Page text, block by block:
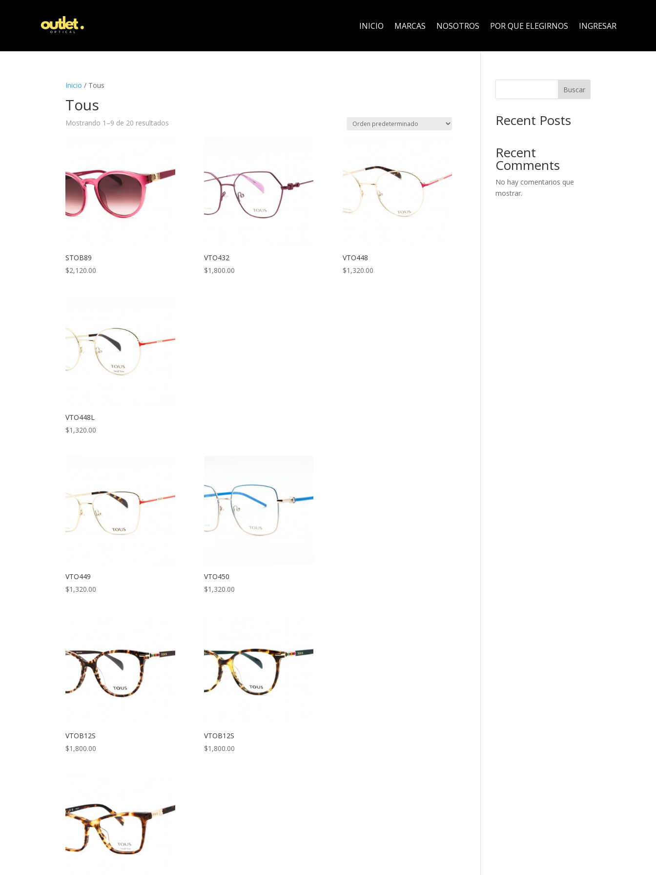
INICIO MARCAS NOSOTROS POR QUE ELEGIRNOS INGRESAR
Inicio / Tous
Tous
Mostrando 1–9 de 20 resultados
STOB89
$2,120.00
VTO432
$1,800.00
VTO448
$1,320.00
VTO448L
$1,320.00
VTO449
$1,320.00
VTO450
$1,320.00
VTOB12S
$1,800.00
VTOB12S
$1,800.00
Buscar
Recent Posts
Recent
Comments
No hay comentarios que
mostrar.